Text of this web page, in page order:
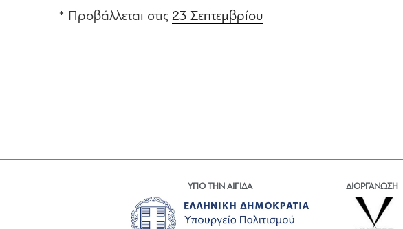
* Προβάλλεται στις23 Σεπτεμβρίου
ΥΠΟ ΤΗΝ ΑΙΓΙΔΑ ΔΙΟΡΓΑΝΩΣΗ